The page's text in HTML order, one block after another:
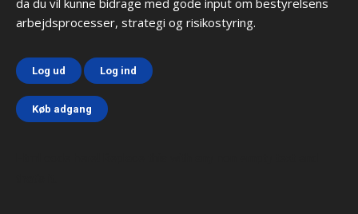
da du vil kunne bidrage med gode input om bestyrelsens
arbejdsprocesser, strategi og risikostyring.
Log ud Log ind
Køb adgang